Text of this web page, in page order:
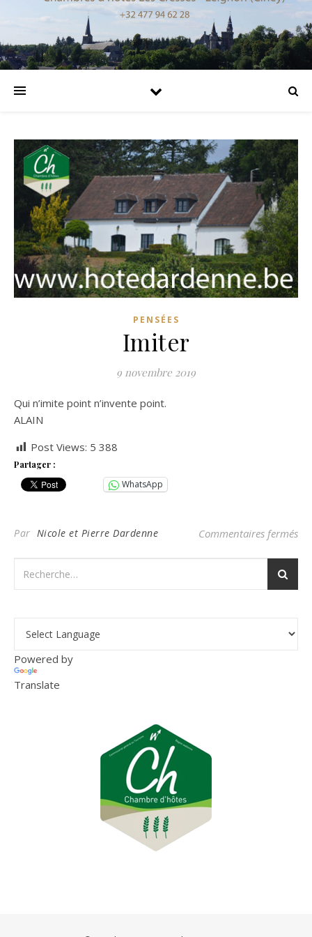
PENSÉES
Imiter
9 novembre 2019
Qui n’imite point n’invente point.
ALAIN
Post Views: 5 388
Partager :
WhatsApp
Par Nicole et Pierre Dardenne Commentaires fermés
Powered by
Translate